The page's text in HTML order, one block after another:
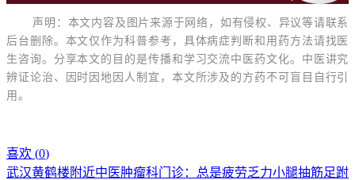
声明：本文内容及图片来源于网络，如有侵权、异议等请联系
后台删除。本文仅作为科普参考，具体病症判断和用药方法请找医
生咨询。分享本文的目的是传播和学习交流中医药文化。中医讲究
辨证论治、因时因地因人制宜，本文所涉及的方药不可盲目自行引
用。
喜欢 (0)
武汉黄鹤楼附近中医肿瘤科门诊：总是疲劳乏力小腿抽筋足跗